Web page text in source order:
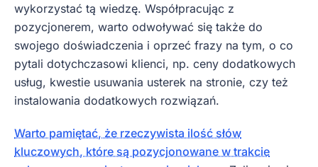
wykorzystać tą wiedzę. Współpracując z
pozycjonerem, warto odwoływać się także do
swojego doświadczenia i oprzeć frazy na tym, o co
pytali dotychczasowi klienci, np. ceny dodatkowych
usług, kwestie usuwania usterek na stronie, czy też
instalowania dodatkowych rozwiązań.
Warto pamiętać, że rzeczywista ilość słów
kluczowych, które są pozycjonowane w trakcie